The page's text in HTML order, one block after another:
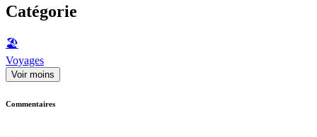
Catégorie
🏖
Voyages
Voir moins
Commentaires